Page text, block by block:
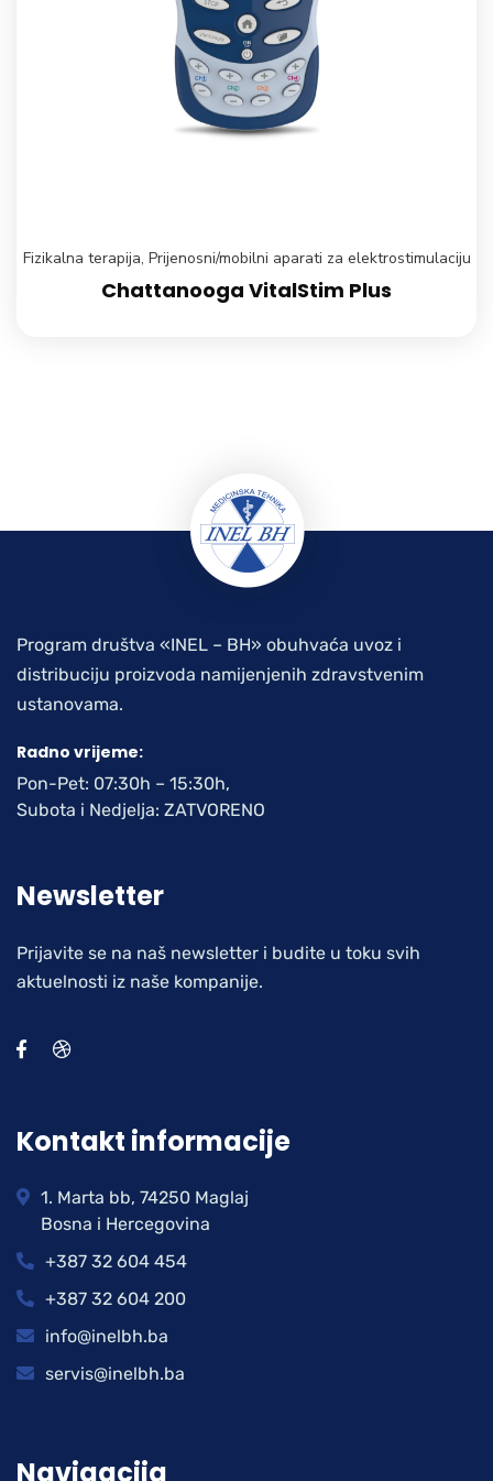
Fizikalna terapija, Prijenosni/mobilni aparati za elektrostimulaciju
Chattanooga VitalStim Plus
Program društva «INEL – BH» obuhvaća uvoz i
distribuciju proizvoda namijenjenih zdravstvenim
ustanovama.
Radno vrijeme:
Pon-Pet: 07:30h – 15:30h,
Subota i Nedjelja: ZATVORENO
Newsletter
Prijavite se na naš newsletter i budite u toku svih
aktuelnosti iz naše kompanije.
Kontakt informacije
1. Marta bb, 74250 Maglaj
Bosna i Hercegovina
+387 32 604 454
+387 32 604 200
info@inelbh.ba
servis@inelbh.ba
Navigacija